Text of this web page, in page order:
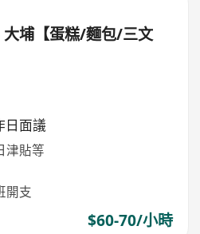
大埔【蛋糕/麵包/三文
日面議
津貼等
開支
$60-70/小時